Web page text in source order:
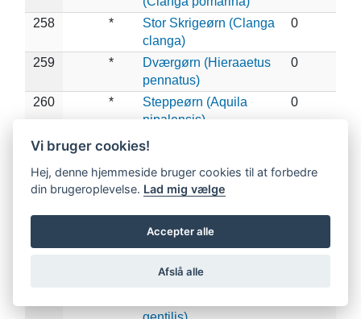
258 *
Stor Skrigeørn (Clanga
clanga)
0
259 *
Dværgørn (Hieraaetus
pennatus)
0
260 *
Steppeørn (Aquila
nipalensis)
0
261 *
Kejserørn (Aquila
262
Kongeørn (Aquila
chrysaetos)
0
fasciata)
nisus)
Vi bruger cookies!
Hej, denne hjemmeside bruger cookies til at forbedre
din brugeroplevelse. Lad mig vælge
Accepter alle
Afslå alle